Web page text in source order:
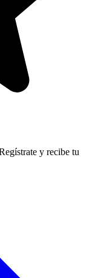
y recibe tu